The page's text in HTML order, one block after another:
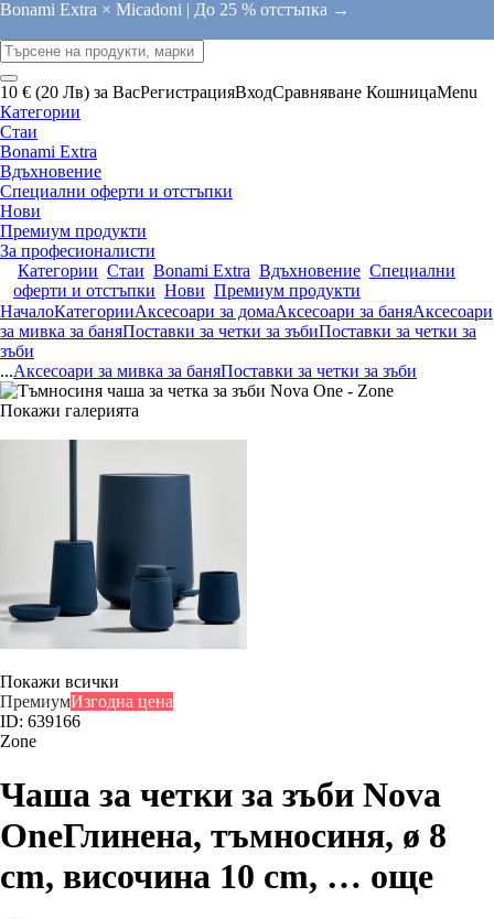
Bonami Extra × Micadoni | До 25 % отстъпка →
10 € (20 Лв) за ВасРегистрацияВходСравняване КошницаMenu
Категории
Стаи
Bonami Extra
Вдъхновение
Специални оферти и отстъпки
Нови
Премиум продукти
За професионалисти
Категории Стаи Bonami Extra Вдъхновение Специални
оферти и отстъпки Нови Премиум продукти
НачалоКатегорииАксесоари за домаАксесоари за баняАксесоари
за мивка за баняПоставки за четки за зъбиПоставки за четки за
зъби
...Аксесоари за мивка за баняПоставки за четки за зъби
Покажи галерията
Покажи всички
ПремиумИзгодна цена
ID: 639166
Zone
Чаша за четки за зъби Nova
OneГлинена, тъмносиня, ø 8
cm, височина 10 cm, … още